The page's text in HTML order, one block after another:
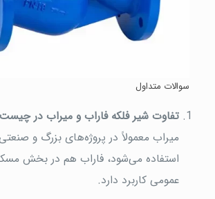
سوالات متداول
تفاوت شیر فلکه فاراب و میراب در
میراب معمولاً در پروژه‌های بزرگ و
استفاده می‌شود، فاراب هم در بخش
عمومی کاربرد دارد.